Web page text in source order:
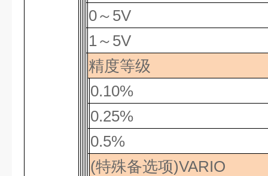
0～ 5V
1～ 5V
精度等级
0.10%
0.25%
0.5%
(特殊备选项)VARIO